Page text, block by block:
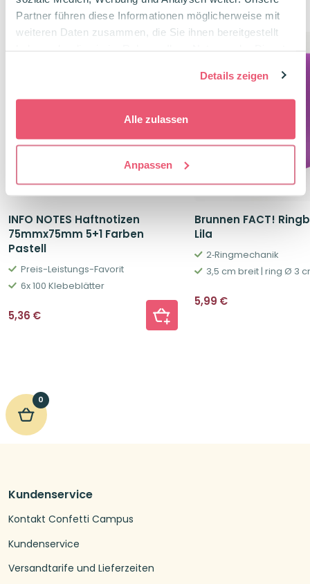
Partner führen diese Informationen möglicherweise mit
weiteren Daten zusammen, die Sie ihnen bereitgestellt
Details zeigen
Alle zulassen
Anpassen
Verwandte Produkte
INFO NOTES Haftnotizen
75mmx75mm 5+1 Farben
Pastell
Preis-Leistungs-Favorit
6x 100 Klebeblätter
5,36 €
Brunnen FACT!
Lila
2‐Ringmechanik
3,5 cm breit | ring Ø 3
5,99 €
0
Kundenservice
Kontakt Confetti Campus
Kundenservice
Versandtarife und Lieferzeiten